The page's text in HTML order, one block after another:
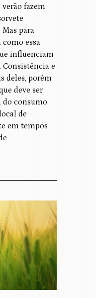
fazem
para
como essa
influenciam
e
deles, porém
deve ser
do consumo
de
em tempos